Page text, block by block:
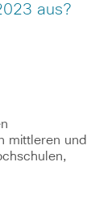
aus?
mittleren und